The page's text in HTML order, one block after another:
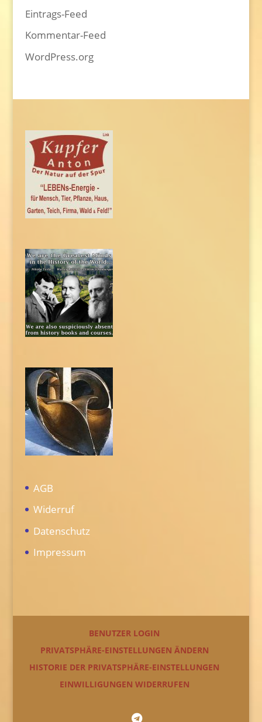
Eintrags-Feed
Kommentar-Feed
WordPress.org
AGB
Widerruf
Datenschutz
Impressum
BENUTZER LOGIN
PRIVATSPHÄRE-EINSTELLUNGEN ÄNDERN
HISTORIE DER PRIVATSPHÄRE-EINSTELLUNGEN
EINWILLIGUNGEN WIDERRUFEN